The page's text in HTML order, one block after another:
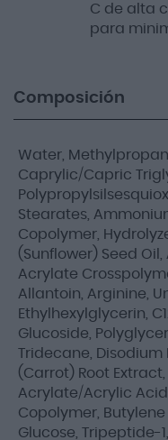
C de alta
para
Composición
Water,
Caprylic/Capric
Stearates,
Copolymer,
(Sunflower) Seed
Acrylate
Allantoin, Arginine,
Ethylhexylglycerin,
Glucoside,
Tridecane, Disodium
(Carrot) Root
Acrylate/Acrylic Acid
Copolymer,
Glucose, Tripeptide-